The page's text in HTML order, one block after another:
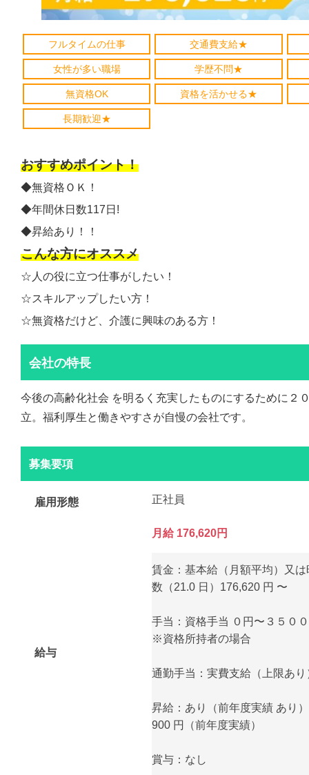
フルタイムの仕事 交通費支給★
女性が多い職場 学歴不問★
無資格OK 資格を活かせる★
長期歓迎★
おすすめポイント！
◆無資格ＯＫ！
◆年間休日数117日!
◆昇給あり！！
こんな方にオススメ
☆人の役に立つ仕事がしたい！
☆スキルアップしたい方！
☆無資格だけど、介護に興味のある方！
会社の特長
今後の高齢化社会 を明るく充実したものにするために２
立。福利厚生と働きやすさが自慢の会社です。
募集要項
雇用形態 正社員
給与
月給 176,620円
賃金：基本給（月額平均）又
数（21.0 日）176,620 円 〜
手当：資格手当 ０円〜３５０
※資格所持者の場合
通勤手当：実費支給（上限あ
昇給：あり（前年度実績 あり
900 円（前年度実績）
賞与：なし